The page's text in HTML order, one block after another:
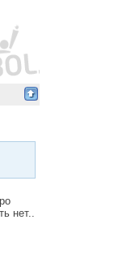
нет..